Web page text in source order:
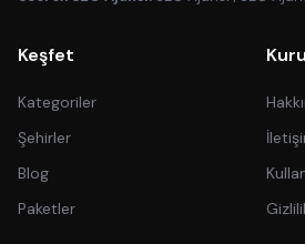
Keşfet
Kategoriler
Şehirler
Blog
Paketler